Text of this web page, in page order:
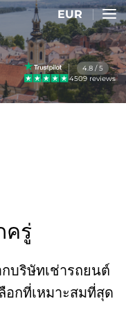
EUR
4.8 / 5
4509 reviews
ครู่
บริษัทเช่ารถยนต์
อกที่เหมาะสมที่สุด